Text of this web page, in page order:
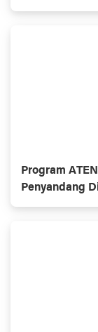
Program
Penyandang